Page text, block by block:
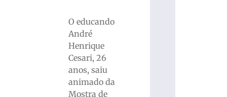
O educando
André
Henrique
Cesari, 26
anos, saiu
animado da
Mostra de